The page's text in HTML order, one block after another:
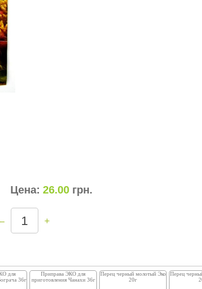
Цена: 26.00 грн.
– +
для
36г
Приправа ЭКО для
приготовления Чанахи 36г
Перец черный молотый Эко
20г
Перец